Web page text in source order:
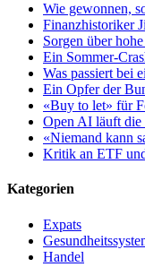
Wie gewonnen,
Finanzhistoriker
Sorgen über
Ein Sommer-
Was passiert bei
Ein Opfer der
«Buy to let» für
Open AI läuft die
«Niemand kann
Kritik an ETF
Kategorien
Expats
Handel